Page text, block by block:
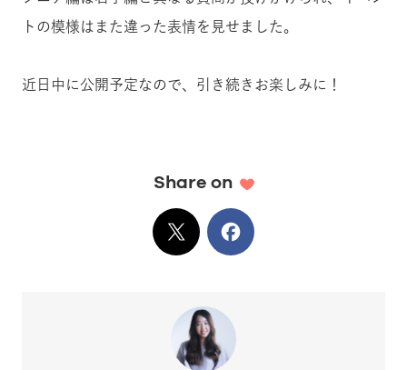
トの模様はまた違った表情を見せました。
近日中に公開予定なので、引き続きお楽しみに！
Share on
XでシェアFacebook